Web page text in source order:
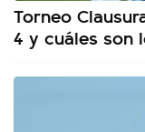
Torneo
4 y cuáles son